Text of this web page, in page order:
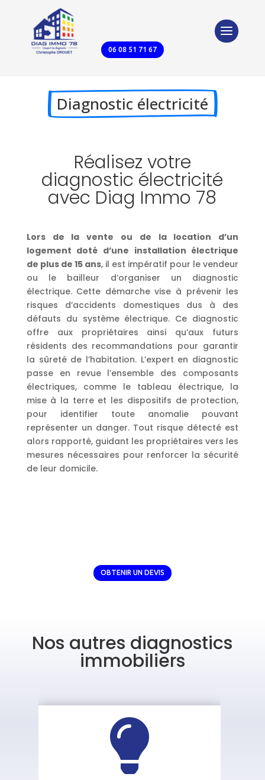
06 08 51 71 67
Diagnostic électricité
Réalisez votre
diagnostic électricité
avec Diag Immo 78
Lors de la vente ou de la location d’un
logement doté d’une installation électrique
de plus de 15 ans, il est impératif pour le vendeur
ou le bailleur d’organiser un diagnostic
électrique. Cette démarche vise à prévenir les
risques d’accidents domestiques dus à des
défauts du système électrique. Ce diagnostic
offre aux propriétaires ainsi qu’aux futurs
résidents des recommandations pour garantir
la sûreté de l’habitation. L’expert en diagnostic
passe en revue l’ensemble des composants
électriques, comme le tableau électrique, la
mise à la terre et les dispositifs de protection,
pour identifier toute anomalie pouvant
représenter un danger. Tout risque détecté est
alors rapporté, guidant les propriétaires vers les
mesures nécessaires pour renforcer la sécurité
de leur domicile.
OBTENIR UN DEVIS
Nos autres diagnostics
immobiliers
